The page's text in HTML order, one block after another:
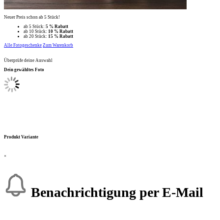
Neuer Preis schon ab 5 Stück!
ab 5 Stück: 5 % Rabatt
ab 10 Stück: 10 % Rabatt
ab 20 Stück: 15 % Rabatt
Alle Fotogeschenke Zum Warenkorb
Überprüfe deine Auswahl
Dein gewähltes Foto
Produkt Variante
×
Benachrichtigung per E-Mail